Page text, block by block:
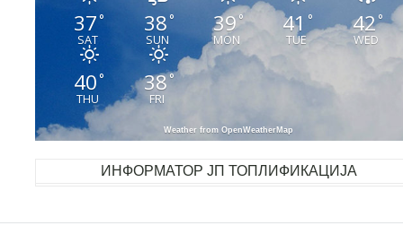
37°
SAT
38 °
SUN
39°
MON
41 °
TUE
42°
WED
40°
THU
38°
FRI
Weather from OpenWeatherMap
ИНФОРМАТОР ЈП ТОПЛИФИКАЦИЈА